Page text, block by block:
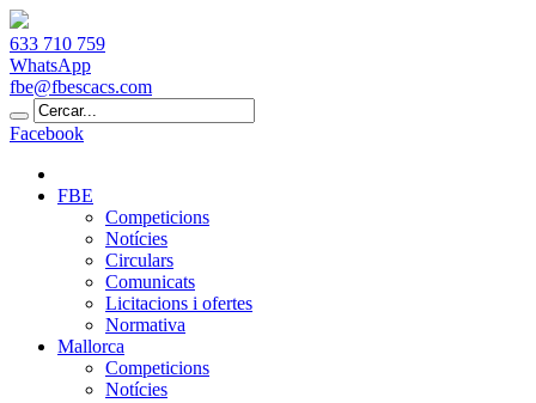
633 710 759
WhatsApp
fbe@fbescacs.com
Facebook
FBE
Competicions
Notícies
Circulars
Comunicats
Licitacions i ofertes
Normativa
Mallorca
Competicions
Notícies